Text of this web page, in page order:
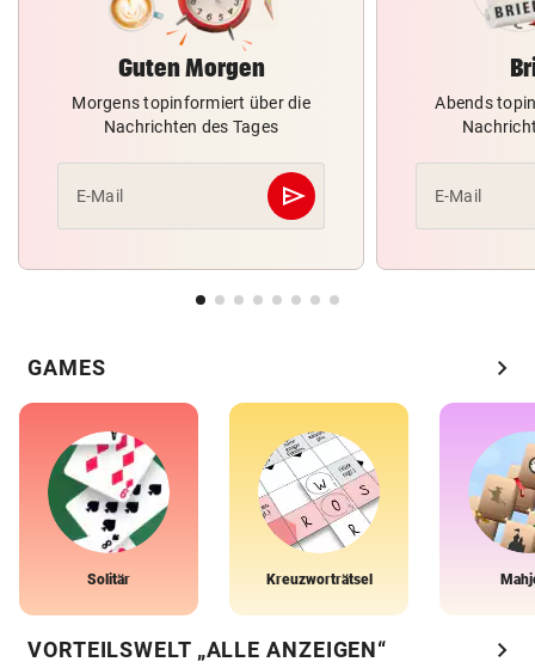
Guten Morgen
Morgens topinformiert über die
Nachrichten des Tages
E-Mail send
Abschicken
Abends
E-Mail
GAMES chevron_right
Solitär Kreuzworträtsel
VORTEILSWELT „ALLE ANZEIGEN“ chevron_right